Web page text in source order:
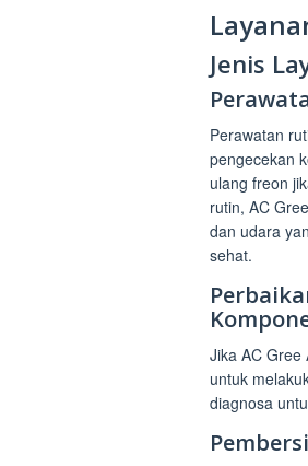
Jenis
Perawatan
pengecekan
ulang freon
rutin, AC
dan udara
sehat.
Jika AC Gree
untuk
diagnosa